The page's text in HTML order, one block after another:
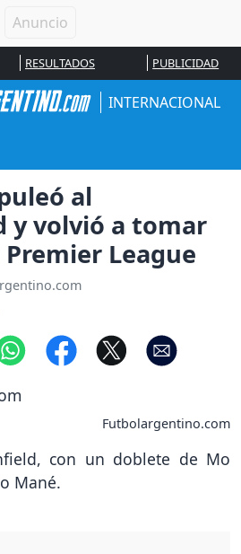
RESULTADOS PUBLICIDAD
INTERNACIONAL
al
y volvió a tomar
League
Futbolargentino.com
con un doblete de Mo
Mané.